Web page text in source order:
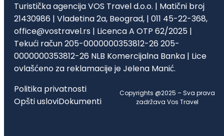
Turistička agencija VOS Travel d.o.o. | Matični broj
21430986 | Vladetina 2a, Beograd, | 011 45-22-368,
office@vostravel.rs | Licenca A OTP 62/2025 |
Tekući račun 205-0000000353812-26 205-
0000000353812-26 NLB Komercijalna Banka | Lice
ovlašćeno za reklamacije je Jelena Manić.
Politika privatnosti
Opšti usloviDokumenti
Copyrights @2025 – Sva prava
zadržava Vos Travel